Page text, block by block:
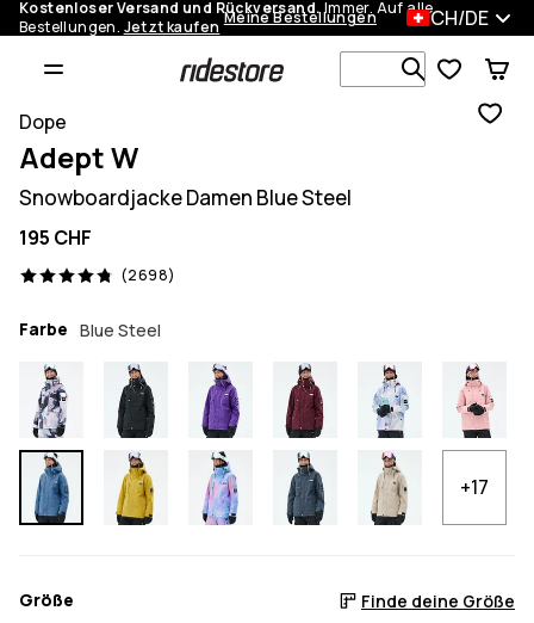
Kostenloser Versand und Rückversand.Immer. Auf alle
Bestellungen. Jetzt kaufen Meine Bestellungen CH/DE
Dope
Adept W
Snowboardjacke Damen Blue Steel
195 CHF
(2698)
2698 Reviews, 4.8/5
Farbe Blue Steel
+17
Größe Finde deine Größe